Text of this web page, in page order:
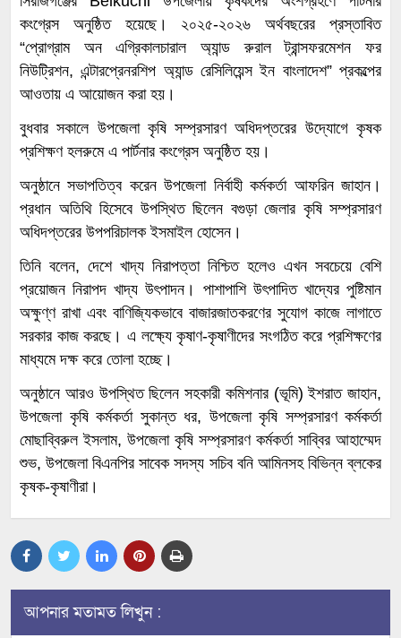
কংগ্রেস অনুষ্ঠিত হয়েছে। ২০২৫-২০২৬ অর্থবছরের প্রস্তাবিত
“প্রোগ্রাম অন এগ্রিকালচারাল অ্যান্ড রুরাল ট্রান্সফরমেশন ফর
নিউট্রিশন, এন্টারপ্রেনরশিপ অ্যান্ড রেসিলিয়েন্স ইন বাংলাদেশ” প্রকল্পের
আওতায় এ আয়োজন করা হয়।
বুধবার সকালে উপজেলা কৃষি সম্প্রসারণ অধিদপ্তরের উদ্যোগে কৃষক
প্রশিক্ষণ হলরুমে এ পার্টনার কংগ্রেস অনুষ্ঠিত হয়।
অনুষ্ঠানে সভাপতিত্ব করেন উপজেলা নির্বাহী কর্মকর্তা আফরিন জাহান।
প্রধান অতিথি হিসেবে উপস্থিত ছিলেন বগুড়া জেলার কৃষি সম্প্রসারণ
অধিদপ্তরের উপপরিচালক ইসমাইল হোসেন।
তিনি বলেন, দেশে খাদ্য নিরাপত্তা নিশ্চিত হলেও এখন সবচেয়ে বেশি
প্রয়োজন নিরাপদ খাদ্য উৎপাদন। পাশাপাশি উৎপাদিত খাদ্যের পুষ্টিমান
অক্ষুণ্ণ রাখা এবং বাণিজ্যিকভাবে বাজারজাতকরণের সুযোগ কাজে লাগাতে
সরকার কাজ করছে। এ লক্ষ্যে কৃষাণ-কৃষাণীদের সংগঠিত করে প্রশিক্ষণের
মাধ্যমে দক্ষ করে তোলা হচ্ছে।
অনুষ্ঠানে আরও উপস্থিত ছিলেন সহকারী কমিশনার (ভূমি) ইশরাত জাহান,
উপজেলা কৃষি কর্মকর্তা সুকান্ত ধর, উপজেলা কৃষি সম্প্রসারণ কর্মকর্তা
মোছাব্বিরুল ইসলাম, উপজেলা কৃষি সম্প্রসারণ কর্মকর্তা সাব্বির আহাম্মেদ
শুভ, উপজেলা বিএনপির সাবেক সদস্য সচিব বনি আমিনসহ বিভিন্ন ব্লকের
কৃষক-কৃষাণীরা।
আপনার মতামত লিখুন :